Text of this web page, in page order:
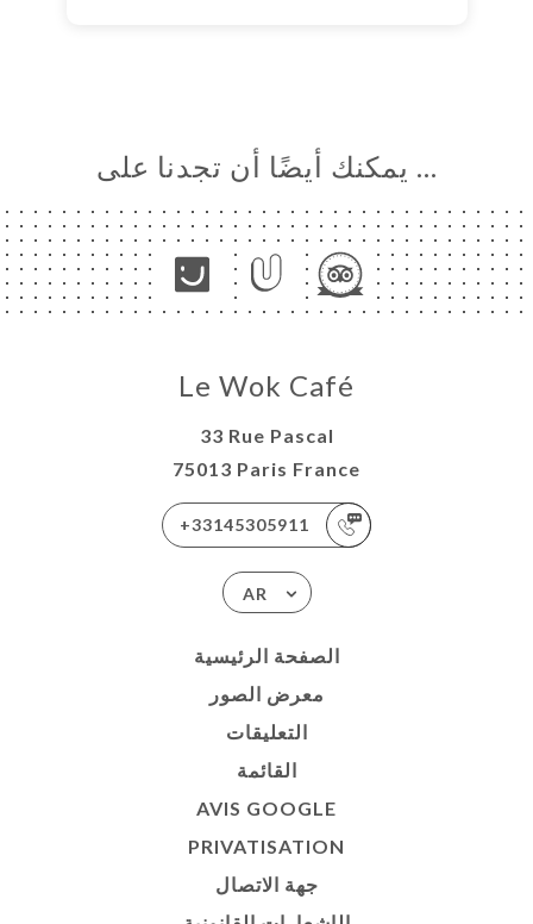
… يمكنك أيضًا أن تجدنا على
Le Wok Café
33 Rue Pascal
75013 Paris France
+33145305911
AR
الصفحة الرئيسية
معرض الصور
التعليقات
القائمة
AVIS GOOGLE
PRIVATISATION
جهة الاتصال